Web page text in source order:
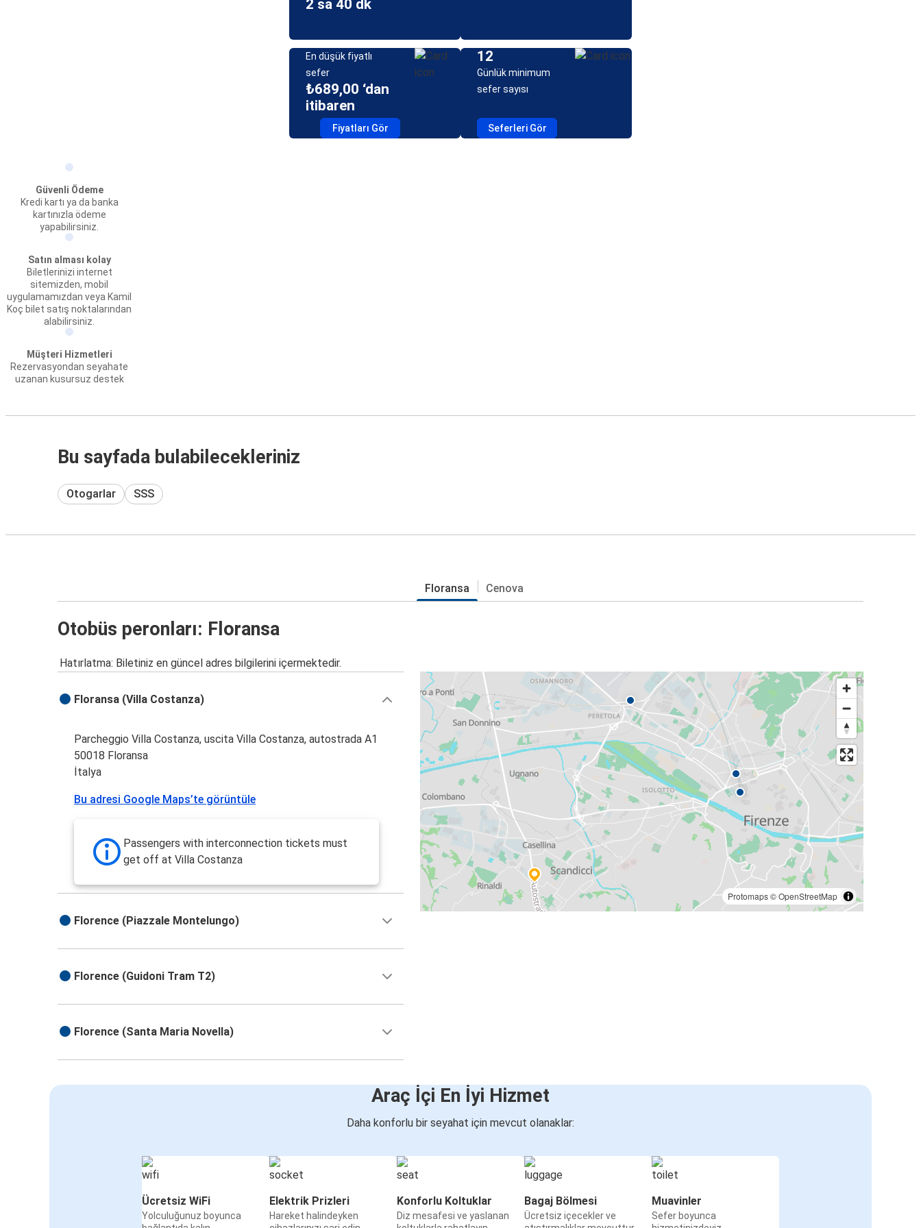
2 sa 40 dk
En düşük fiyatlı
sefer
₺689,00 ‘dan
itibaren
Fiyatları Gör
12
Günlük minimum
sefer sayısı
Seferleri Gör
Güvenli Ödeme
Kredi kartı ya da banka
kartınızla ödeme
yapabilirsiniz.
Satın alması kolay
Biletlerinizi internet
sitemizden, mobil
uygulamamızdan veya Kamil
Koç bilet satış noktalarından
alabilirsiniz.
Müşteri Hizmetleri
Rezervasyondan seyahate
uzanan kusursuz destek
Bu sayfada bulabilecekleriniz
Otogarlar SSS
Floransa Cenova
Otobüs peronları: Floransa
Hatırlatma: Biletiniz en güncel adres bilgilerini içermektedir.
Protomaps©OpenStreetMap
Floransa (Villa Costanza)
Parcheggio Villa Costanza, uscita Villa Costanza, autostrada A1
50018 Floransa
İtalya
Bu adresi Google Maps’te görüntüle
Passengers with interconnection tickets must
get off at Villa Costanza
Florence (Piazzale Montelungo)
Florence (Guidoni Tram T2)
Florence (Santa Maria Novella)
Araç İçi En İyi Hizmet
Daha konforlu bir seyahat için mevcut olanaklar:
Ücretsiz WiFi
Yolculuğunuz boyunca
Elektrik Prizleri
Hareket halindeyken
Konforlu Koltuklar
Diz mesafesi ve yaslanan
Bagaj Bölmesi
Ücretsiz içecekler ve
Muavinler
Sefer boyunca